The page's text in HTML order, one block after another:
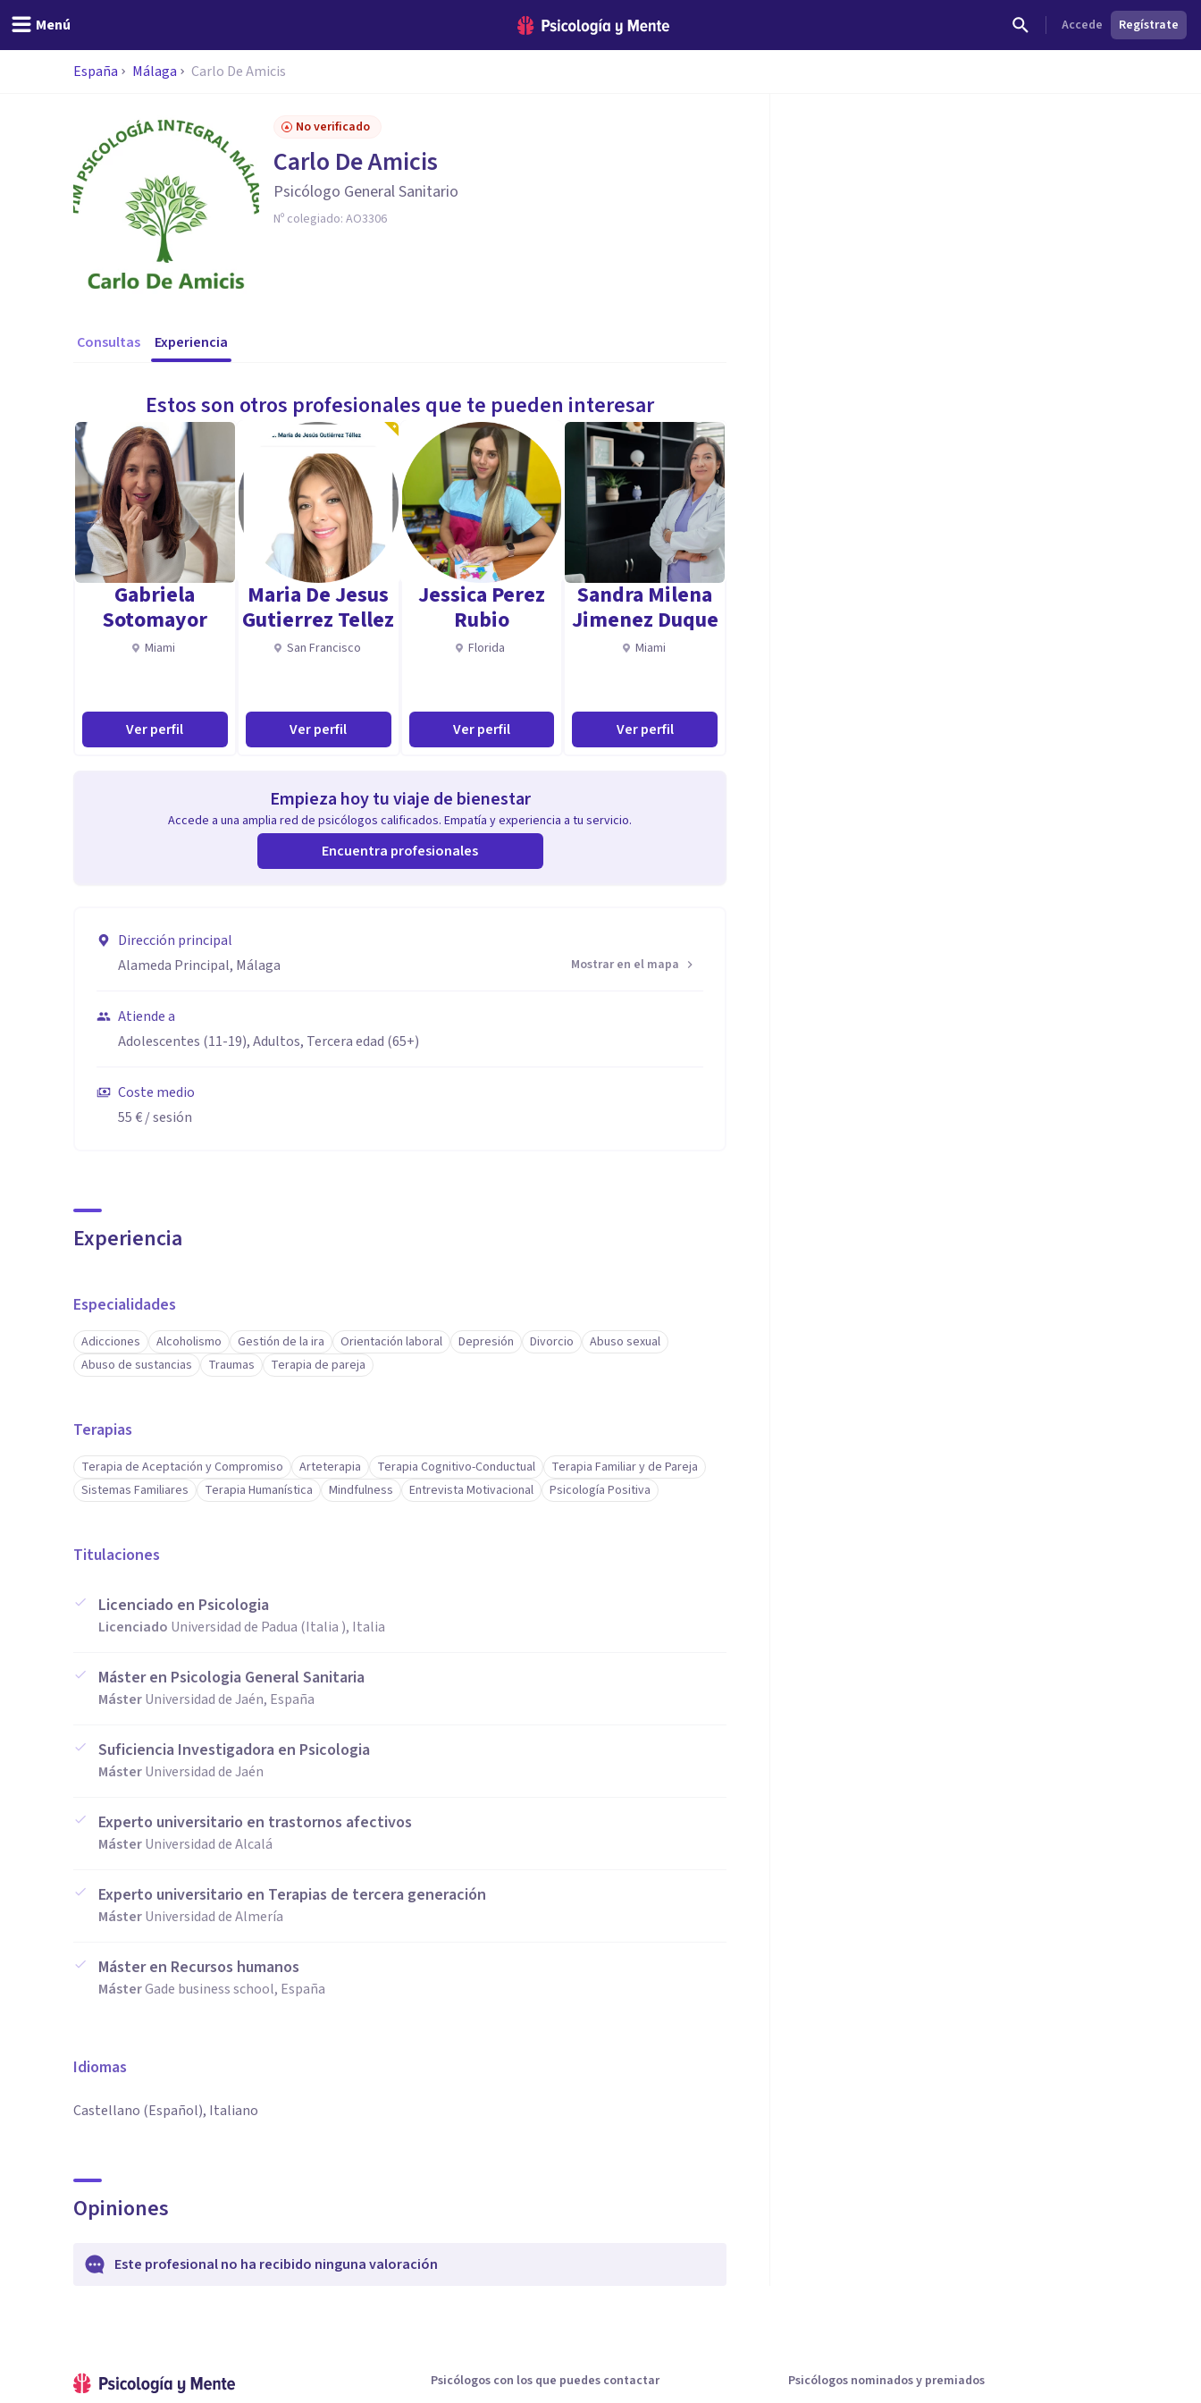
Menú Accede Regístrate
España Málaga Carlo De Amicis
No verificado
Carlo De Amicis
Psicólogo General Sanitario
Nº colegiado: AO3306
Consultas Experiencia
Estos son otros profesionales que te pueden interesar
Gabriela
Sotomayor
Miami
Ver perfil
Maria De Jesus
Gutierrez Tellez
San Francisco
Ver perfil
Jessica Perez
Rubio
Florida
Ver perfil
Sandra Milena
Jimenez Duque
Miami
Ver perfil
Empieza hoy tu viaje de bienestar
Accede a una amplia red de psicólogos calificados. Empatía y experiencia a tu servicio.
Encuentra profesionales
Dirección principal
Alameda Principal, Málaga
Mostrar en el mapa
Atiende a
Adolescentes (11-19), Adultos, Tercera edad (65+)
Coste medio
55 €/ sesión
Experiencia
Especialidades
Adicciones Alcoholismo Gestión de la ira Orientación laboral Depresión Divorcio
Abuso sexual
Abuso de sustancias
Traumas Terapia de pareja
Terapias
Terapia de Aceptación y Compromiso Arteterapia Terapia Cognitivo-Conductual
Terapia Familiar y de Pareja
Sistemas Familiares
Terapia Humanística Mindfulness Entrevista Motivacional Psicología Positiva
Titulaciones
Licenciado en Psicologia
Licenciado Universidad de Padua (Italia ), Italia
Máster en Psicologia General Sanitaria
MásterUniversidad de Jaén, España
Suficiencia Investigadora en Psicologia
MásterUniversidad de Jaén
Experto universitario en trastornos afectivos
MásterUniversidad de Alcalá
Experto universitario en Terapias de tercera generación
MásterUniversidad de Almería
Máster en Recursos humanos
MásterGade business school, España
Idiomas
Castellano (Español), Italiano
Opiniones
Este profesional no ha recibido ninguna valoración
Psicólogos con los que puedes contactar Psicólogos nominados y premiados